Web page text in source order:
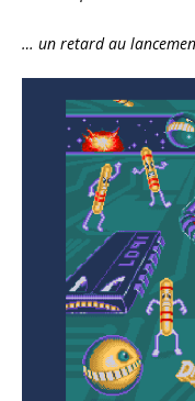
… un retard au